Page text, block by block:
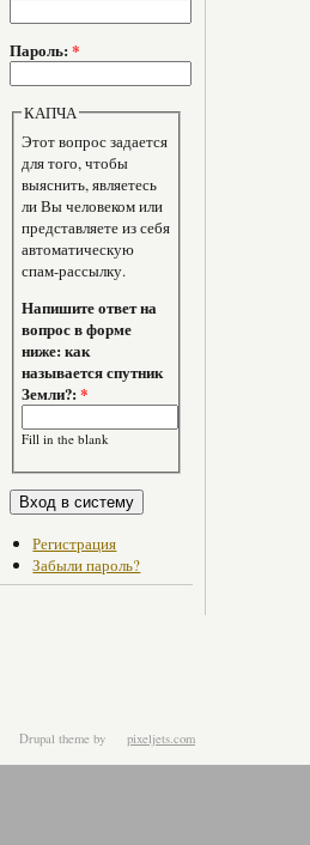
Пароль: *
КАПЧА
Этот вопрос задается
для того, чтобы
выяснить, являетесь
ли Вы человеком или
представляете из себя
автоматическую
спам-рассылку.
Напишите ответ на
вопрос в форме
ниже: как
называется спутник
Земли?:*
Fill in the blank
Регистрация
Забыли пароль?
Drupal theme by pixeljets.com